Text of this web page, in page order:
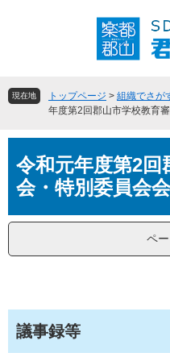
頭
飛現在地 トップページ > 組織でさが
年度第2回郡山市学校教育
文令和元年度第2回
会・特別委員会
ペ
議事録等